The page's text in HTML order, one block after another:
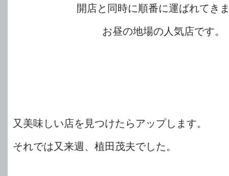
開店と同時に順番に運ばれてき
お昼の地場の人気店です。
又美味しい店を見つけたらアップします。
それでは又来週、植田茂夫でした。